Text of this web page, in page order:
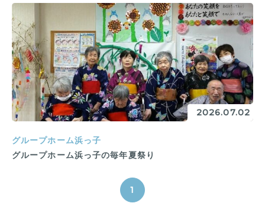
2026.07.02
グループホーム浜っ子
グループホーム浜っ子の毎年夏祭り
1